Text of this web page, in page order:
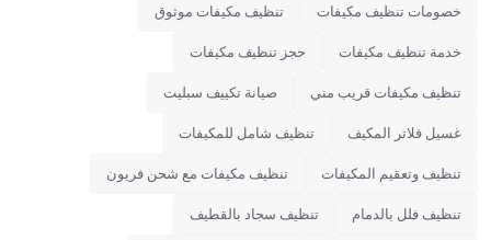
خصومات تنظيف مكيفات تنظيف مكيفات موثوق
خدمة تنظيف مكيفات حجز تنظيف مكيفات
تنظيف مكيفات قريب مني صيانة تكييف سبليت
غسيل فلاتر المكيف تنظيف شامل للمكيفات
تنظيف وتعقيم المكيفات تنظيف مكيفات مع شحن فريون
تنظيف فلل بالدمام تنظيف سجاد بالقطيف